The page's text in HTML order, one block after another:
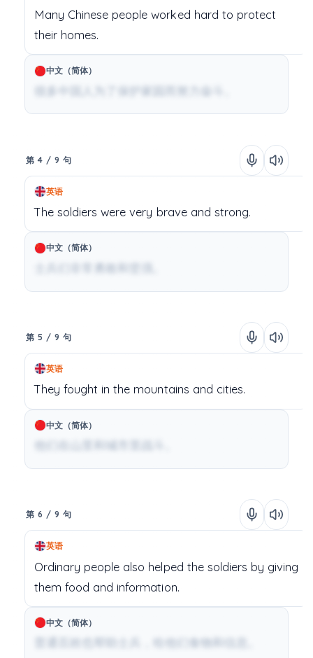
Many Chinese peopleworked hard to protect
their homes.
中文（简体）
很多中国人为了保护家园而努力奋斗。
第 4 / 9 句
英语
The soldiers were very brave and strong.
中文（简体）
第 5 / 9 句
英语
They fought inthe mountains and cities.
中文（简体）
他们在山里和城市里战斗。
第 6 / 9 句
英语
Ordinary people also helped the soldiers by giving
them food and information.
中文（简体）
普通百姓也帮助士兵，给他们食物和信息。